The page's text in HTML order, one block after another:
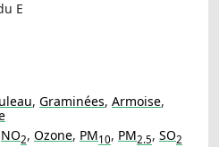
E
, Graminées, Armoise,
NO2, Ozone, PM10, PM2.5, SO2